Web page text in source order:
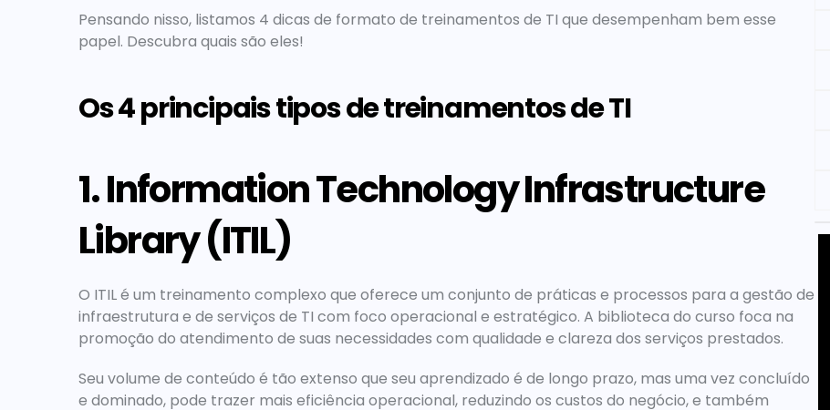
Pensando nisso, listamos 4 dicas de formato de treinamentos de TI que desempenham bem esse
papel. Descubra quais são eles!
Os 4 principais tipos de treinamentos de TI
1. Information Technology Infrastructure
Library (ITIL)
O ITIL é um treinamento complexo que oferece um conjunto de práticas e processos para a gestão de
infraestrutura e de serviços de TI com foco operacional e estratégico. A biblioteca do curso foca na
promoção do atendimento de suas necessidades com qualidade e clareza dos serviços prestados.
Seu volume de conteúdo é tão extenso que seu aprendizado é de longo prazo, mas uma vez concluído
e dominado, pode trazer mais eficiência operacional, reduzindo os custos do negócio, e também